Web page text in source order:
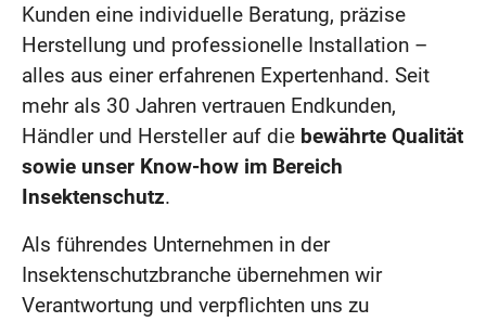
Kunden eine individuelle Beratung, präzise
Herstellung und professionelle Installation –
alles aus einer erfahrenen Expertenhand. Seit
mehr als 30 Jahren vertrauen Endkunden,
Händler und Hersteller auf die bewährte Qualität
sowie unser Know-how im Bereich
Insektenschutz.
Als führendes Unternehmen in der
Insektenschutzbranche übernehmen wir
Verantwortung und verpflichten uns zu